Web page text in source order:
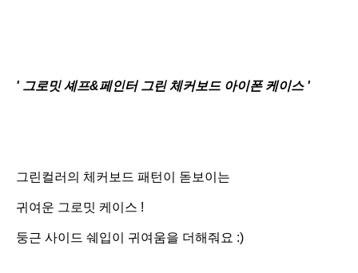
' 그로밋 셰프&페인터 그린 체커보드 아이폰 케이스'
그린컬러의 체커보드 패턴이 돋보이는
귀여운 그로밋 케이스 !
둥근 사이드 쉐입이 귀여움을 더해줘요 :)